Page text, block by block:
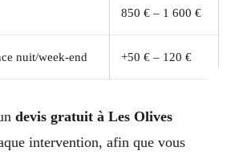
850 € – 1 600 €
nuit/week-end +50 € – 120 €
devis gratuit à Les Olives
intervention, afin que vous